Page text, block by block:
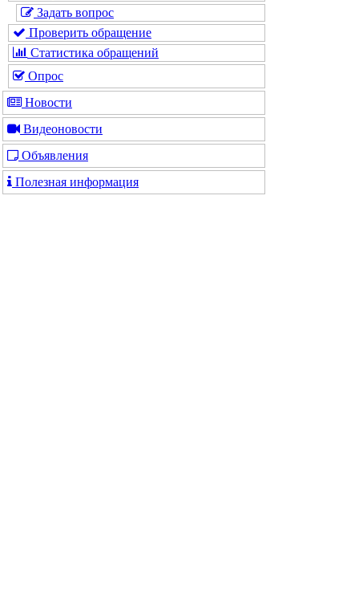
Задать вопрос
Проверить обращение
Статистика обращений
Опрос
Новости
Видеоновости
Объявления
Полезная информация